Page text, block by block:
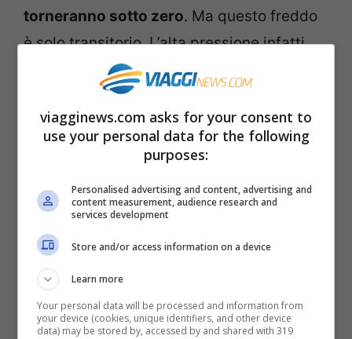
torneranno sotto zero. Ma questo freddo
è solo transitorio. L’alta pressione infatti
riconquisterà il nostro Paese almeno fino al
16-17 gennaio.
SABATO 10:Giornata di primavera su tutta
tirreniche, sulla Liguria con possibili
piovaschi e sul Nord Est. Addensamenti
con leggere piogge sulla Toscana
settentrionale, sulla Campania e sulla
Calabria. Temperature in netto aumento
sia nei valori minimi, sia nei valori massimi.
viagginews.com asks for your consent to
use your personal data for the following
purposes:
Personalised advertising and content, advertising and
content measurement, audience research and
services development
Store and/or access information on a device
Learn more
Your personal data will be processed and information from
your device (cookies, unique identifiers, and other device
data) may be stored by, accessed by and shared with 319